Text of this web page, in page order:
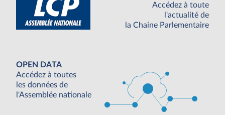
Accédez à toute
l'actualité de
la Chaine Parlementaire
OPEN DATA
Accédez à toutes
les données de
l'Assemblée nationale